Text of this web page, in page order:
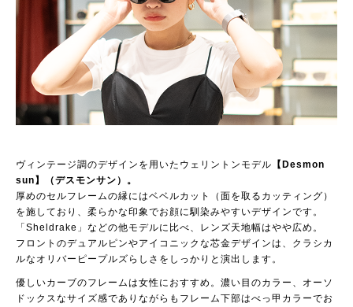
ヴィンテージ調のデザインを用いたウェリントンモデル 【Desmon
sun】（デスモンサン）。
厚めのセルフレームの縁にはベベルカット（面を取るカッティング）
を施しており、柔らかな印象でお顔に馴染みやすいデザインです。
「Sheldrake」などの他モデルに比べ、レンズ天地幅はやや広め。
フロントのデュアルピンやアイコニックな芯金デザインは、クラシカ
ルなオリバーピープルズらしさをしっかりと演出します。
優しいカーブのフレームは女性におすすめ。濃い目のカラー、オーソ
ドックスなサイズ感でありながらもフレーム下部はべっ甲カラーでお